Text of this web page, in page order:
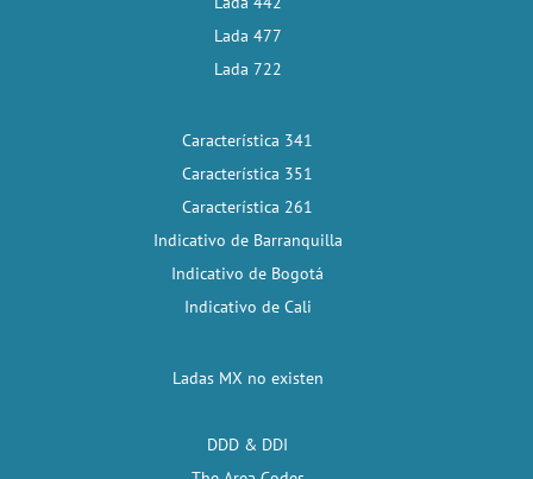
Lada 477
Lada 722
Característica 341
Característica 351
Característica 261
Indicativo de Barranquilla
Indicativo de Bogotá
Indicativo de Cali
Ladas MX no existen
DDD & DDI